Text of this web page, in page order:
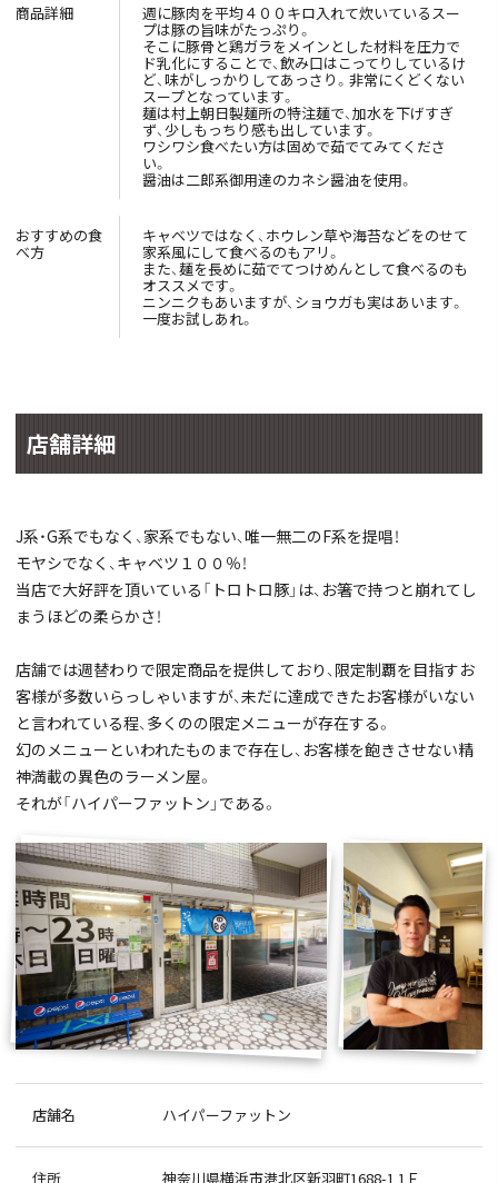
商品詳細 週に豚肉を平均４００キロ入れて炊いているスー
プは豚の旨味がたっぷり。
そこに豚骨と鶏ガラをメインとした材料を圧力で
ド乳化にすることで、飲み口はこってりしているけ
ど、味がしっかりしてあっさり。非常にくどくない
スープとなっています。
麺は村上朝日製麺所の特注麺で、加水を下げすぎ
ず、少しもっちり感も出しています。
ワシワシ食べたい方は固めで茹でてみてくださ
い。
醤油は二郎系御用達のカネシ醤油を使用。
おすすめの食
べ方
キャベツではなく、ホウレン草や海苔などをのせて
家系風にして食べるのもアリ。
また、麺を長めに茹でてつけめんとして食べるのも
オススメです。
ニンニクもあいますが、ショウガも実はあいます。
一度お試しあれ。
店舗詳細
J系・G系でもなく、家系でもない、唯一無二のF系を提唱！
モヤシでなく、キャベツ１００％！
当店で大好評を頂いている「トロトロ豚」は、お箸で持つと崩れてし
まうほどの柔らかさ！
店舗では週替わりで限定商品を提供しており、限定制覇を目指すお
客様が多数いらっしゃいますが、未だに達成できたお客様がいない
と言われている程、多くのの限定メニューが存在する。
幻のメニューといわれたものまで存在し、お客様を飽きさせない精
神満載の異色のラーメン屋。
それが「ハイパーファットン」である。
店舗名 ハイパーファットン
住所 神奈川県横浜市港北区新羽町1688-1 1Ｆ